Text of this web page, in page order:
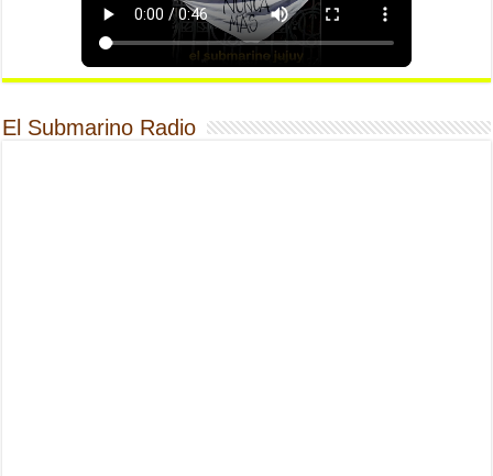
El Submarino Radio